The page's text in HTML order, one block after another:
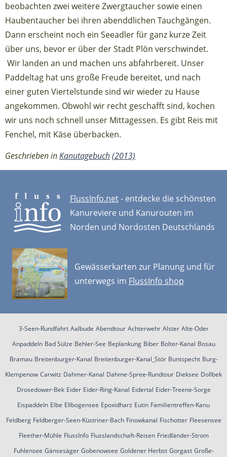
beobachten zwei weitere Zwergtaucher sowie einen
Haubentaucher bei ihren abenddlichen Tauchgängen.
Dann erscheint noch ein Seeadler für ganz kurze Zeit
über uns, bevor er über der Stadt Plön verschwindet.
Wir landen an und machen uns abfahrbereit. Unser
Paddeltag hat uns große Freude bereitet, und nach
einer guten Viertelstunde sind wir wieder zu Hause
angekommen. Obwohl wir recht geschafft sind, kochen
wir uns noch schnell unser Mittagessen. Es gibt Reis mit
Fenchel, mit Käse überbacken.
Geschrieben inKanutagebuch(2013)
FlussInfo.net- entdecke die schönsten
Kanureviere und Kanurouten im
Norden und Nordosten Deutschlands
Gewässerkarten zur Planung und für
unterwegs im FlussInfo shop
3-Seen-Rundfahrt Aalbude Abendtour Achterwehr Alster Alte-Oder
Anpaddeln Bad Sülze Behler-See Beplankung Biber Bolter-Kanal Bosau
Bramau Breitenburger-Kanal Breitenburger-Kanal_Stör Buntspecht Burg-
Klempenow Carwitz Dahmer-Kanal Dahme-Spree-Rundtour Dieksee Dollbek
Drosedower-Bek Eider Eider-Ring-Kanal Eidertal Eider-Treene-Sorge
Eispaddeln Elbe Ellbogensee Epoxidharz Eutin Familientreffen-Kanu
Feldberg Feldberger-Seen-Küstriner-Bach Finowkanal Fischotter Fleesensee
Fleether-Mühle FlussInfo Flusslandschaft-Reisen Friedländer-Strom
Fuhlensee Gänsesäger Gobenowsee Goldener Herbst Gorgast Große-